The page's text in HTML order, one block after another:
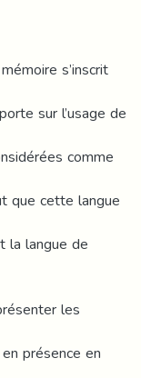
s’inscrit
sur l’usage de
comme
que cette langue
la langue de
les
présence en